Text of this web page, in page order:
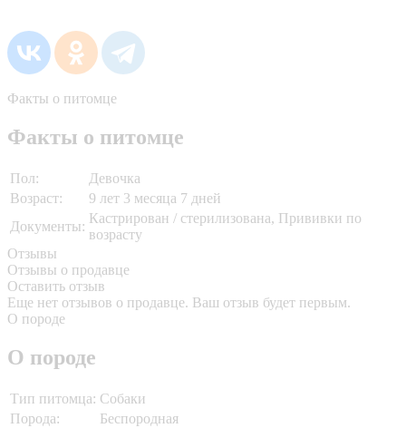
Факты о питомце
Факты о питомце
Пол:
Девочка
Возраст:
9 лет 3 месяца 7 дней
Документы:
Кастрирован / стерилизована, Прививки по
возрасту
Отзывы
Отзывы о продавце
Оставить отзыв
Еще нет отзывов о продавце. Ваш отзыв будет первым.
О породе
О породе
Тип питомца: Собаки
Порода:
Беспородная